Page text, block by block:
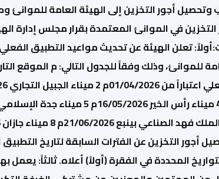
أجور التخزين إلى الهيئة العامة للموانئ
تعلن الهيئة عن تحديث مواعيد التطبيق
أجور التخزين عن الفترات السابقة لتاريخ
المحددة في الفقرة (أولاً) أعلاه. ثالثاً: يعمل